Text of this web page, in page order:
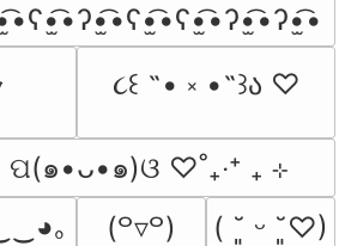
૮꒰ ˶• ༝ •˶꒱ა ♡
ପ(๑•ᴗ•๑)ଓ ♡˚₊‧⁺ ₊ ⊹
｡ (꒪▿꒪)
( ˘͈ ᵕ ˘͈♡)